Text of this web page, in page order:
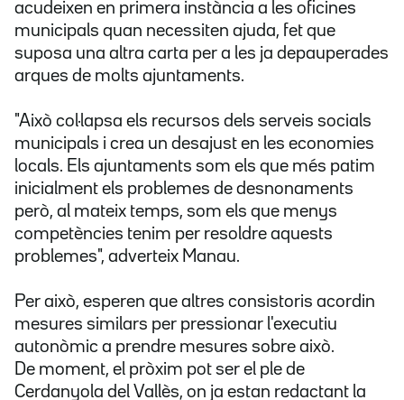
acudeixen en primera instància a les oficines
municipals quan necessiten ajuda, fet que
suposa una altra carta per a les ja depauperades
arques de molts ajuntaments.
"Això col·lapsa els recursos dels serveis socials
municipals i crea un desajust en les economies
locals. Els ajuntaments som els que més patim
inicialment els problemes de desnonaments
però, al mateix temps, som els que menys
competències tenim per resoldre aquests
problemes", adverteix Manau.
Per això, esperen que altres consistoris acordin
mesures similars per pressionar l'executiu
autonòmic a prendre mesures sobre això.
De moment, el pròxim pot ser el ple de
Cerdanyola del Vallès, on ja estan redactant la